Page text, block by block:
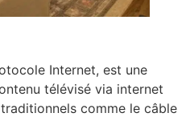
Internet, est une
télévisé via internet
comme le câble